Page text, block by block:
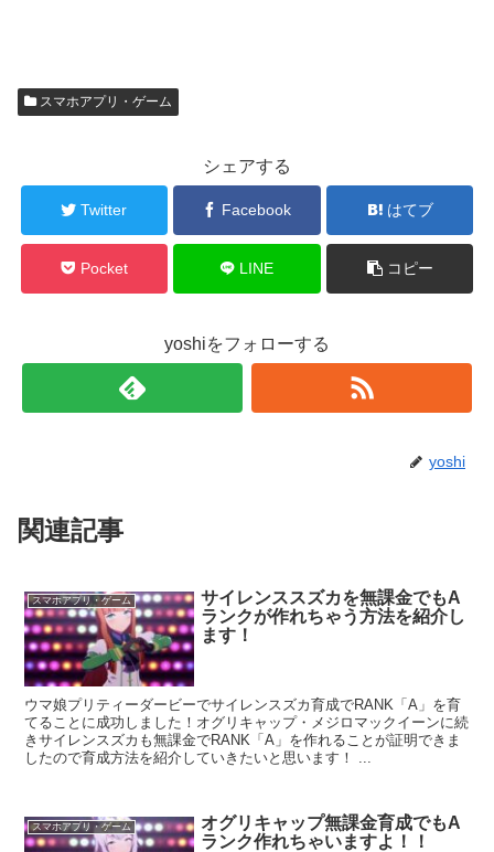
スマホアプリ・ゲーム
シェアする
Twitter Facebook はてブ
Pocket LINE コピー
yoshiをフォローする
yoshi
関連記事
スマホアプリ・ゲーム
サイレンススズカを無課金でもA
ランクが作れちゃう方法を紹介し
ます！
ウマ娘プリティーダービーでサイレンスズカ育成でRANK「A」を育
てることに成功しました！オグリキャップ・メジロマックイーンに続
きサイレンスズカも無課金でRANK「A」を作れることが証明できま
したので育成方法を紹介していきたいと思います！ ...
スマホアプリ・ゲーム
オグリキャップ無課金育成でもA
ランク作れちゃいますよ！！